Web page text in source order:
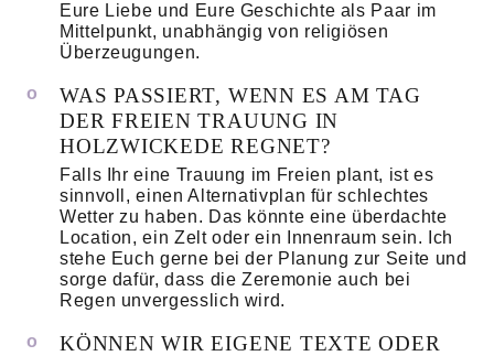
Eure Liebe und Eure Geschichte als Paar im
Mittelpunkt, unabhängig von religiösen
Überzeugungen.
WAS PASSIERT, WENN ES AM TAG
DER FREIEN TRAUUNG IN
HOLZWICKEDE REGNET?
Falls Ihr eine Trauung im Freien plant, ist es
sinnvoll, einen Alternativplan für schlechtes
Wetter zu haben. Das könnte eine überdachte
Location, ein Zelt oder ein Innenraum sein. Ich
stehe Euch gerne bei der Planung zur Seite und
sorge dafür, dass die Zeremonie auch bei
Regen unvergesslich wird.
KÖNNEN WIR EIGENE TEXTE ODER